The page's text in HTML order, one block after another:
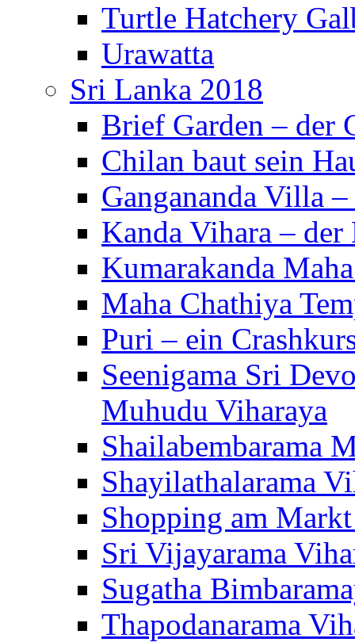
Turtle Hatchery
Urawatta
Sri Lanka 2018
Brief Garden – der
Chilan baut sein
Gangananda Villa
Kanda Vihara –
Kumarakanda
Maha Chathiya
Puri – ein
Seenigama Sri
Muhudu Viharaya
Shailabembarama
Shayilathalarama
Shopping am
Sri Vijayarama
Sugatha
Thapodanarama